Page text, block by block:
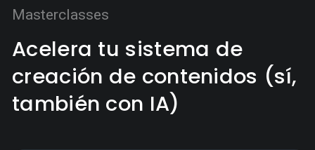
Masterclasses
Acelera tu sistema de
creación de contenidos (sí,
también con IA)